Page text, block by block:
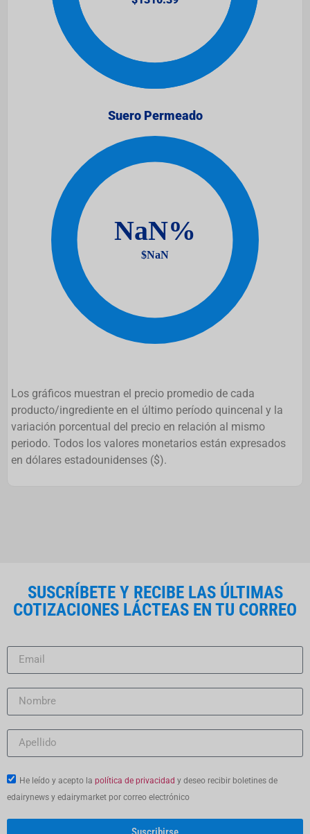
Suero Permeado
Los gráficos muestran el precio promedio de cada
producto/ingrediente en el último período quincenal y la
variación porcentual del precio en relación al mismo
periodo. Todos los valores monetarios están expresados
en dólares estadounidenses ($).
SUSCRÍBETE Y RECIBE LAS ÚLTIMAS
COTIZACIONES LÁCTEAS EN TU CORREO
He leído y acepto la política de privacidad y deseo recibir boletines de
edairynews y edairymarket por correo electrónico